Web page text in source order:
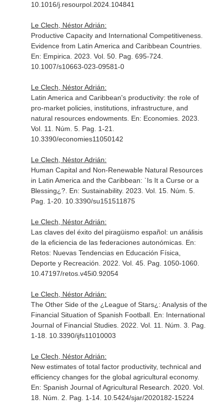
10.1016/j.resourpol.2024.104841
Le Clech, Néstor Adrián:
Productive Capacity and International Competitiveness.
Evidence from Latin America and Caribbean Countries.
En: Empirica . 2023. Vol. 50. Pag. 695-724.
10.1007/s10663-023-09581-0
Le Clech, Néstor Adrián:
Latin America and Caribbean's productivity: the role of
pro-market policies, institutions, infrastructure, and
natural resources endowments. En: Economies. 2023.
Vol. 11. Núm. 5. Pag. 1-21.
10.3390/economies11050142
Le Clech, Néstor Adrián:
Human Capital and Non-Renewable Natural Resources
in Latin America and the Caribbean: `Is It a Curse or a
Blessing¿?. En: Sustainability. 2023. Vol. 15. Núm. 5.
Pag. 1-20. 10.3390/su151511875
Le Clech, Néstor Adrián:
Las claves del éxito del piragüismo español: un análisis
de la eficiencia de las federaciones autonómicas. En:
Retos: Nuevas Tendencias en Educación Física,
Deporte y Recreación . 2022. Vol. 45. Pag. 1050-1060.
10.47197/retos.v45i0.92054
Le Clech, Néstor Adrián:
The Other Side of the ¿League of Stars¿: Analysis of the
Financial Situation of Spanish Football. En: International
Journal of Financial Studies. 2022. Vol. 11. Núm. 3. Pag.
1-18. 10.3390/ijfs11010003
Le Clech, Néstor Adrián:
New estimates of total factor productivity, technical and
efficiency changes for the global agricultural economy.
En: Spanish Journal of Agricultural Research . 2020. Vol.
18. Núm. 2. Pag. 1-14. 10.5424/sjar/2020182-15224